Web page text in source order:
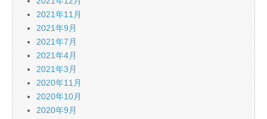
2021年11月
2021年9月
2021年7月
2021年4月
2021年3月
2020年11月
2020年10月
2020年9月